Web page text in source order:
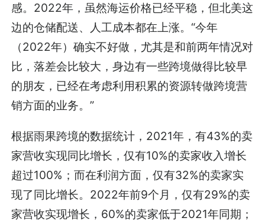
感。2022年，虽然海运价格已经平稳，但北美这
边的仓储配送、人工成本都在上涨。“今年
（2022年）确实不好做，尤其是和前两年情况对
比，落差会比较大，身边有一些跨境做得比较早
的朋友，已经在考虑利用积累的资源转做跨境营
销方面的业务。”
根据雨果跨境的数据统计，2021年，有43%的卖
家营收实现同比增长，仅有10%的卖家收入增长
超过100%；而在利润方面，仅有32%的卖家实
现了同比增长。2022年前9个月，仅有29%的卖
家营收实现增长，60%的卖家低于2021年同期；